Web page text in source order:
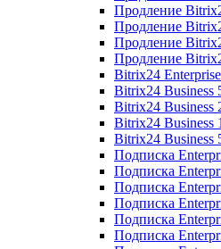
Продление
Продление
Продление
Продление
Bitrix24
Bitrix24 Business
Bitrix24 Business
Bitrix24 Business
Bitrix24 Business
Подписка
Подписка
Подписка
Подписка
Подписка
Подписка